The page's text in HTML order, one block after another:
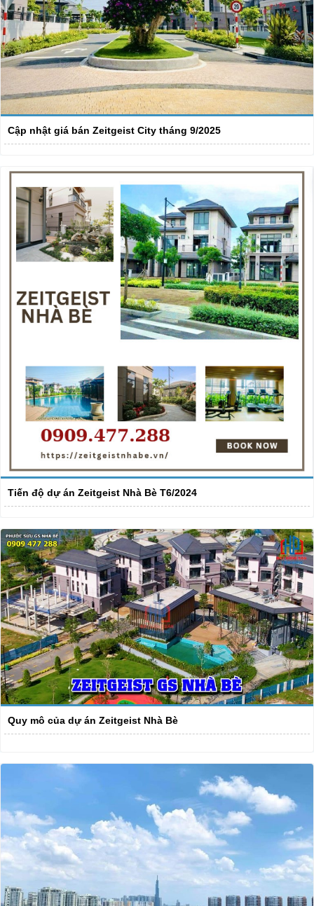
Cập nhật giá bán Zeitgeist City tháng 9/2025
Tiến độ dự án Zeitgeist Nhà Bè T6/2024
Quy mô của dự án Zeitgeist Nhà Bè